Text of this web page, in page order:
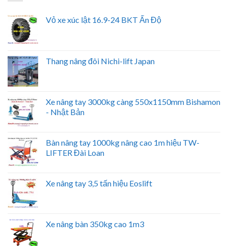
Vỏ xe xúc lật 16.9-24 BKT Ấn Độ
Thang nâng đôi Nichi-lift Japan
Xe nâng tay 3000kg càng 550x1150mm Bishamon
- Nhật Bản
Bàn nâng tay 1000kg nâng cao 1m hiệu TW-
LIFTER Đài Loan
Xe nâng tay 3,5 tấn hiệu Eoslift
Xe nâng bàn 350kg cao 1m3